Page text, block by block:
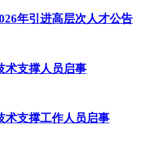
年引进高层次人才公告
术支撑人员启事
术支撑工作人员启事